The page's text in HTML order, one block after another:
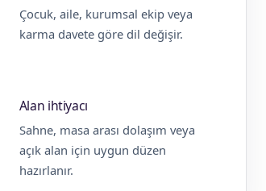
Çocuk, aile, kurumsal ekip veya
karma davete göre dil değişir.
Alan ihtiyacı
Sahne, masa arası dolaşım veya
açık alan için uygun düzen
hazırlanır.